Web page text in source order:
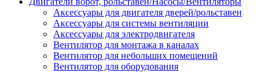
Аксессуары для двигателя дверей/рольставен
Аксессуары для системы вентиляции
Аксессуары для электродвигателя
Вентилятор для монтажа в каналах
Вентилятор для небольших помещений
Вентилятор для оборудования